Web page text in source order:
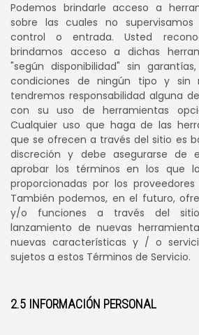
Podemos brindarle acceso a
sobre las cuales no
control o entrada. Usted
brindamos acceso a dichas
"según disponibilidad" sin
condiciones de ningún tipo y sin
tendremos responsabilidad alguna
con su uso de herramientas
Cualquier uso que haga de las
que se ofrecen a través del sitio es
discreción y debe asegurarse de
aprobar los términos en los que
proporcionadas por los
También podemos, en el futuro,
y/o funciones a través del
lanzamiento de nuevas
nuevas características y / o
sujetos a estos Términos de Servicio.
2.5 INFORMACIÓN PERSONAL